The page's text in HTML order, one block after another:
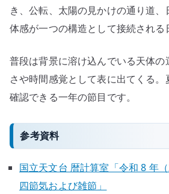
き、公転、太陽の見かけの通り道
体感が一つの構造として接続される
普段は背景に溶け込んでいる天体の
さや時間感覚として表に出てくる
確認できる一年の節目です。
参考資料
国立天文台 暦計算室「令和 8 年
四節気および雑節」